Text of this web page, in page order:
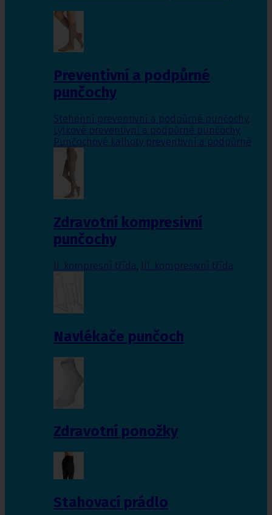
Preventivní a podpůrné
punčochy
Stehenní preventivní a podpůrné punčochy,
Lýtkové preventivní a podpůrné punčochy,
Punčochové kalhoty preventivní a podpůrné
Zdravotní kompresivní
punčochy
II. kompresní třída III. kompresivní třída
Navlékače punčoch
Zdravotní ponožky
Stahovací prádlo